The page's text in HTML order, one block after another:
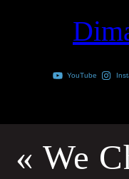
YouTube
« We